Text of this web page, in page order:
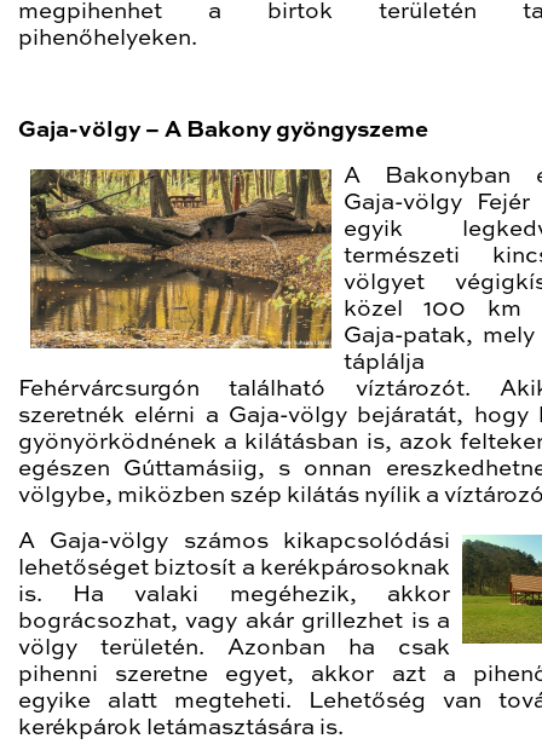
megpihenhet a birtok területén
pihenőhelyeken.
Gaja-völgy – A Bakony gyöngyszeme
A Bakonyban
Gaja-völgy Fejér
egyik
természeti
völgyet
közel 100 km
Gaja-patak, mely
Fehérvárcsurgón található víztározót.
szeretnék elérni a Gaja-völgy bejáratát, hogy
gyönyörködnének a kilátásban is, azok
egészen Gúttamásiig, s onnan
völgybe, miközben szép kilátás nyílik a
A Gaja-völgy számos kikapcsolódási
lehetőséget biztosít a kerékpárosoknak
is. Ha valaki megéhezik, akkor
bográcsozhat, vagy akár grillezhet is a
völgy területén. Azonban ha csak
pihenni szeretne egyet, akkor azt a
egyike alatt megteheti. Lehetőség van
kerékpárok letámasztására is.